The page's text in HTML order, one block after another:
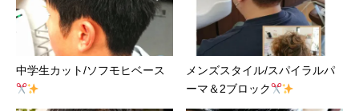
中学生カット/ソフモヒベース
メンズスタイル/スパイラルパ
ーマ＆2ブロック